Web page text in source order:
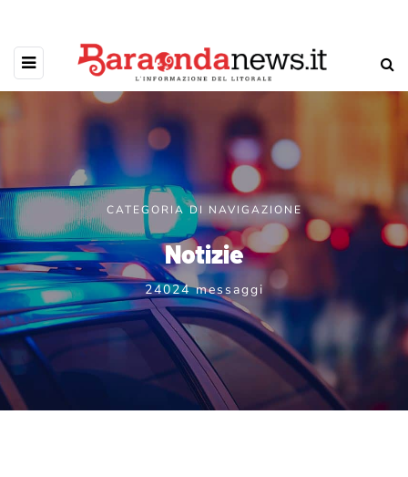
CATEGORIA DI NAVIGAZIONE
Notizie
24024 messaggi